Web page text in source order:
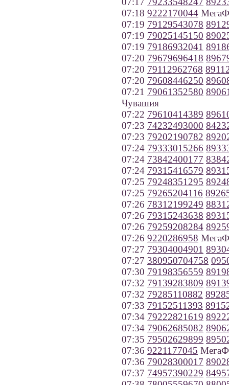
07:18 9222170044
07:19 79129543078
07:19 79025145150
07:19 79186932041
07:20 79679696418
07:20 79112962768
07:20 79608446250
07:21 79061352580
Чувашия
07:22 79610414389
07:23 74232493000
07:23 79202190782
07:24 79333015266
07:24 73842400177
07:24 79315416579
07:25 79248351295
07:25 79265204116
07:26 78312199249
07:26 79315243638
07:26 79259208284
07:26 9220286958
07:27 79304004901
07:27 380950704758
07:30 79198356559
07:32 79139283809
07:32 79285110882
07:33 79152511393
07:34 79222821619
07:34 79062685082
07:35 79502629899
07:36 9221177045
07:36 79028300017
07:37 74957390229